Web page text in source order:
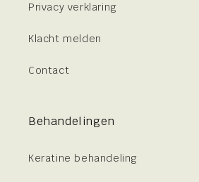
Privacy verklaring
Klacht melden
Contact
Behandelingen
Keratine behandeling